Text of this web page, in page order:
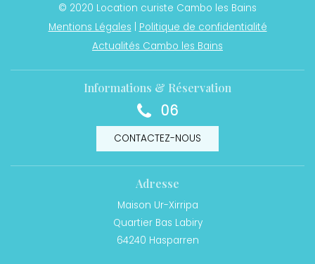
© 2020 Location curiste Cambo les Bains
Mentions Légales
Politique de confidentialité
Actualités Cambo les Bains
Informations & Réservation
06
CONTACTEZ-NOUS
Adresse
Maison Ur-Xirripa
Quartier Bas Labiry
64240 Hasparren